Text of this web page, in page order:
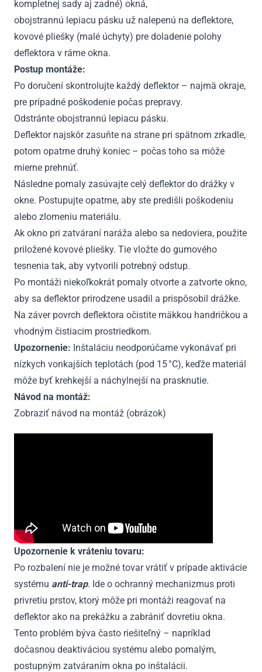
kompletnej sady aj zadné) okná,
obojstrannú lepiacu pásku už nalepenú na deflektore,
kovové pliešky (malé úchyty) pre doladenie polohy
deflektora v ráme okna.
Postup montáže:
Po doručení skontrolujte každý deflektor – najmä okraje,
pre prípadné poškodenie počas prepravy.
Odstránte obojstrannú lepiacu pásku.
Deflektor najskôr zasuňte na strane pri spätnom zrkadle,
potom opatrne druhý koniec – počas toho sa môže
mierne prehnúť.
Následne pomaly zasúvajte celý deflektor do drážky v
okne. Postupujte opatrne, aby ste predišli poškodeniu
alebo zlomeniu materiálu.
Ak okno pri zatváraní naráža alebo sa nedoviera, použite
priložené kovové pliešky. Tie vložte do gumového
tesnenia tak, aby vytvorili potrebný odstup.
Po montáži niekoľkokrát pomaly otvorte a zatvorte okno,
aby sa deflektor prirodzene usadil a prispôsobil drážke.
Na záver povrch deflektora očistite mäkkou handričkou a
vhodným čistiacim prostriedkom.
Upozornenie: Inštaláciu neodporúčame vykonávať pri
nízkych vonkajších teplotách (pod 15 °C), keďže materiál
môže byť krehkejší a náchylnejší na prasknutie.
Návod na montáž:
Zobraziť návod na montáž (obrázok)
Upozornenie k vráteniu tovaru:
Po rozbalení nie je možné tovar vrátiť v prípade aktivácie
systému anti-trap. Ide o ochranný mechanizmus proti
privretiu prstov, ktorý môže pri montáži reagovať na
deflektor ako na prekážku a zabrániť dovretiu okna.
Tento problém býva často riešiteľný – napríklad
dočasnou deaktiváciou systému alebo pomalým,
postupným zatváraním okna po inštalácii.